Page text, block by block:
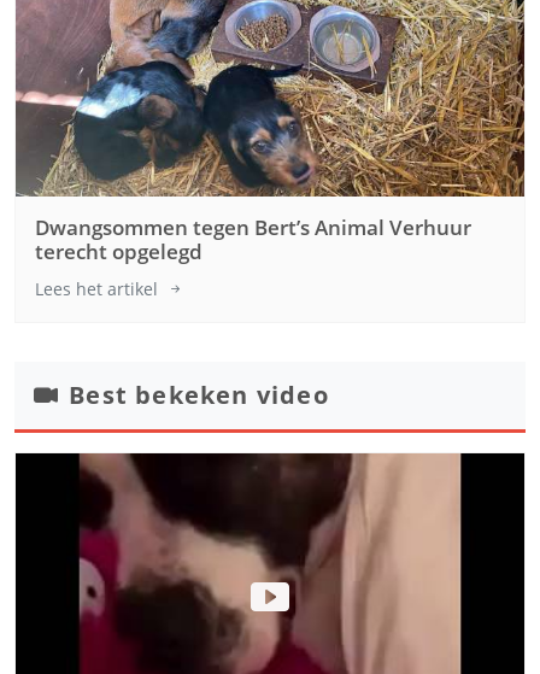
Dwangsommen tegen Bert’s Animal Verhuur
terecht opgelegd
Lees het artikel
Best bekeken video